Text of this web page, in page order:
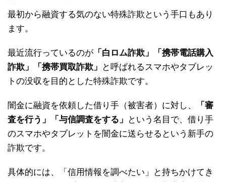
最初から融資する気のない特殊詐欺という手口もあり
ます。
最近流行っているのが 「白ロム詐欺」「携帯電話購入
詐欺」「携帯買取詐欺」
と呼ばれるスマホやタブレッ
トの没収を目的とした特殊詐欺です。
闇金に融資を依頼した借り手（被害者）に対し、
「審
査を行う」「与信調査をする」
という名目で、借り手
のスマホやタブレットを闇金に送らせるという新手の
詐欺です。
具体的には、「信用情報を調べたい」と持ちかけてき